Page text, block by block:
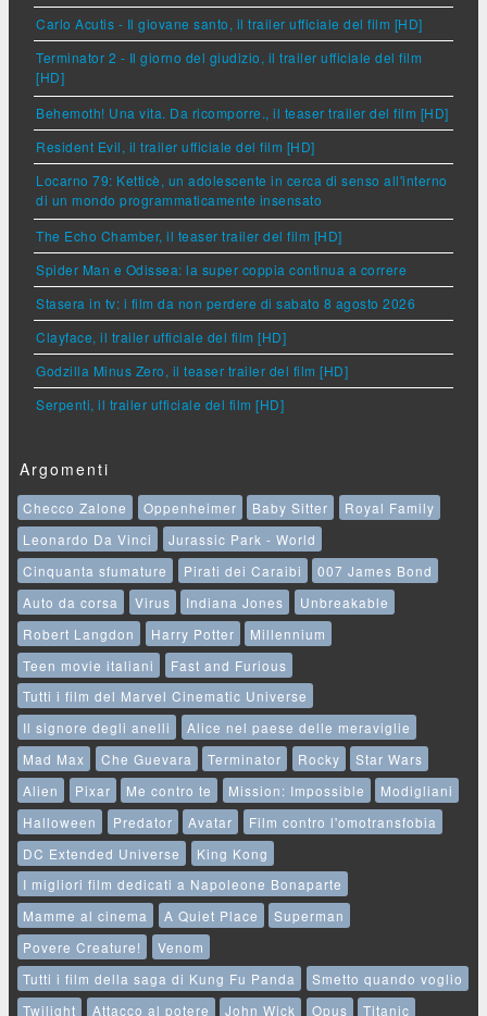
Carlo Acutis - Il giovane santo, il trailer ufficiale del film [HD]
Terminator 2 - Il giorno del giudizio, il trailer ufficiale del film
[HD]
Behemoth! Una vita. Da ricomporre., il teaser trailer del film [HD]
Resident Evil, il trailer ufficiale del film [HD]
Locarno 79: Ketticè, un adolescente in cerca di senso all'interno
di un mondo programmaticamente insensato
The Echo Chamber, il teaser trailer del film [HD]
Spider Man e Odissea: la super coppia continua a correre
Stasera in tv: i film da non perdere di sabato 8 agosto 2026
Clayface, il trailer ufficiale del film [HD]
Godzilla Minus Zero, il teaser trailer del film [HD]
Serpenti, il trailer ufficiale del film [HD]
Argomenti
Checco Zalone Oppenheimer Baby Sitter
Royal Family
Leonardo Da Vinci
Jurassic Park - World
Cinquanta sfumature
Pirati dei Caraibi
007 James Bond
Auto da corsa
Virus Indiana Jones
Unbreakable
Robert Langdon
Harry Potter
Millennium
Teen movie italiani
Fast and Furious
Tutti i film del Marvel Cinematic Universe
Il signore degli anelli
Alice nel paese delle meraviglie
Mad Max
Che Guevara Terminator Rocky
Star Wars
Alien
Pixar Me contro te Mission: Impossible
Modigliani
Halloween
Predator Avatar
Film contro l'omotransfobia
DC Extended Universe
King Kong
I migliori film dedicati a Napoleone Bonaparte
Mamme al cinema
A Quiet Place
Superman
Povere Creature!
Venom
Tutti i film della saga di Kung Fu Panda
Smetto quando voglio
Twilight
Attacco al potere John Wick Opus Titanic